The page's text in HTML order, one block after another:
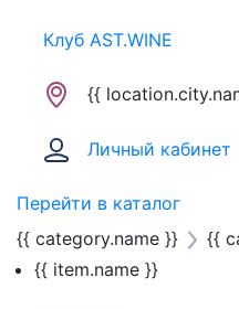
Клуб AST.WINE
{{
Личный кабинет
Перейти в каталог
{{ category.name }}
{{
{{ item.name }}